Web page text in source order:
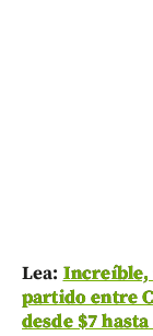
Lea: Increíble,
partido entre
desde $7